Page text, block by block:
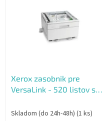
Xerox zasobnik pre
VersaLink - 520 listov s
Skladom (do 24h-48h) (1 ks)